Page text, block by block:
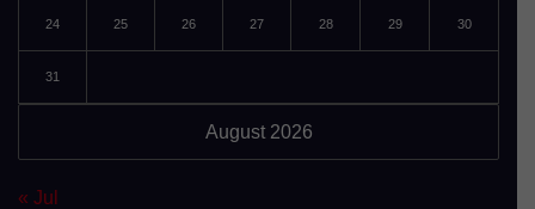
August 2026
24 25 26 27 28 29 30
31
« Jul